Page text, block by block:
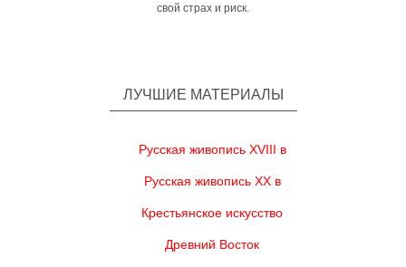
свой страх и риск.
ЛУЧШИЕ МАТЕРИАЛЫ
Русская живопись XVIII в
Русская живопись XX в
Крестьянское искусство
Древний Восток